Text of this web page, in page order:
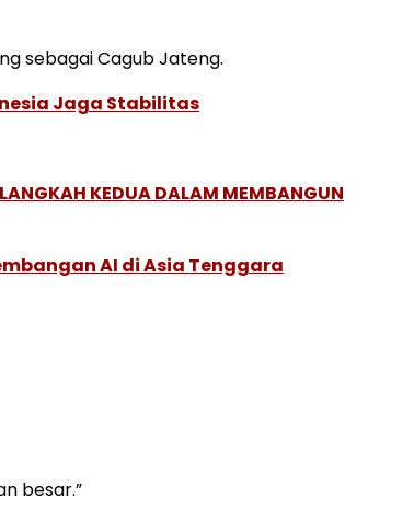
sebagai Cagub Jateng.
Jaga Stabilitas
KEDUA DALAM MEMBANGUN
AI di Asia Tenggara
besar.”